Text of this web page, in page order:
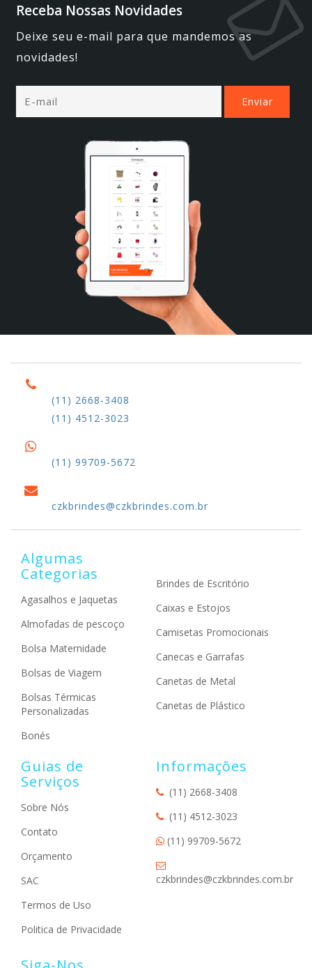
Receba Nossas Novidades
Deixe seu e-mail para que mandemos as
novidades!
(11) 2668-3408
(11) 4512-3023
(11) 99709-5672
czkbrindes@czkbrindes.com.br
Algumas
Categorias
Agasalhos e Jaquetas
Almofadas de pescoço
Bolsa Maternidade
Bolsas de Viagem
Bolsas Térmicas
Personalizadas
Bonés
Brindes de Escritório
Caixas e Estojos
Camisetas Promocionais
Canecas e Garrafas
Canetas de Metal
Canetas de Plástico
Guias de
Serviços
Sobre Nós
Contato
Orçamento
SAC
Termos de Uso
Politica de Privacidade
Informações
(11) 2668-3408
(11) 4512-3023
(11) 99709-5672
czkbrindes@czkbrindes.com.br